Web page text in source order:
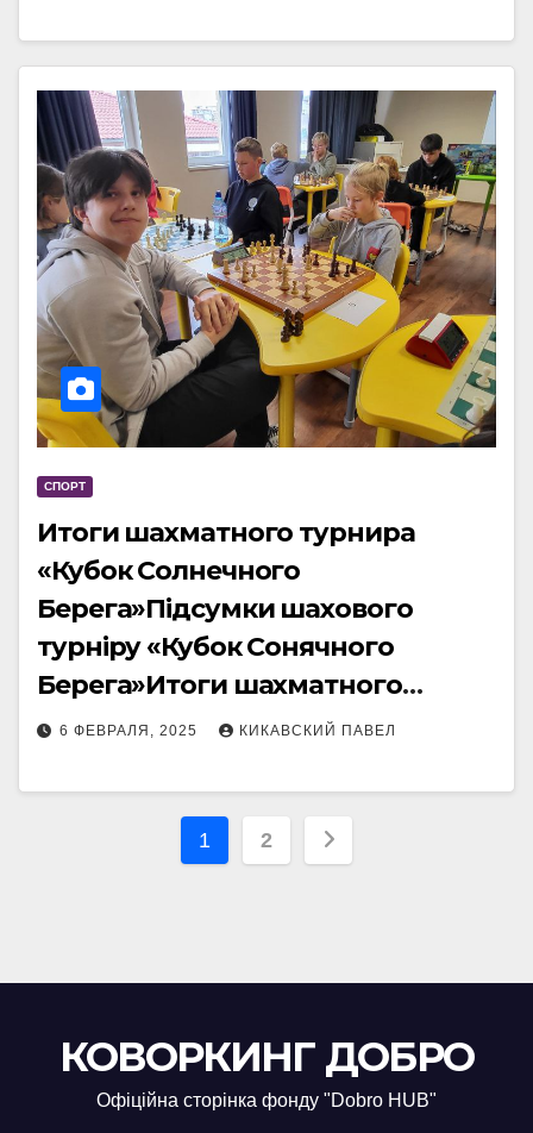
СПОРТ
Итоги шахматного турнира
«Кубок Солнечного
Берега»Підсумки шахового
турніру «Кубок Сонячного
Берега»Итоги шахматного
турнира «Кубок Солнечного
6 ФЕВРАЛЯ, 2025 КИКАВСКИЙ ПАВЕЛ
Пагинация
1 2
КОВОРКИНГ ДОБРО
Офіційна сторінка фонду "Dobro HUB"